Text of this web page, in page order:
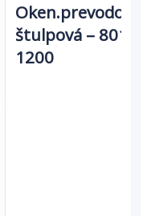
štulpová – 801-
1200